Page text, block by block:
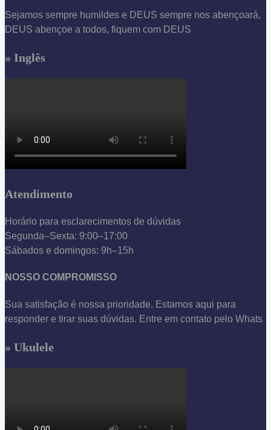
Sejamos sempre humildes e DEUS sempre nos abençoará,
DEUS abençoe a todos, fiquem com DEUS
» Inglês
Atendimento
Horário para esclarecimentos de dúvidas
Segunda–Sexta: 9:00–17:00
Sábados e domingos: 9h–15h
NOSSO COMPROMISSO
Sua satisfação é nossa prioridade. Estamos aqui para
responder e tirar suas dúvidas. Entre em contato pelo Whats
» Ukulele